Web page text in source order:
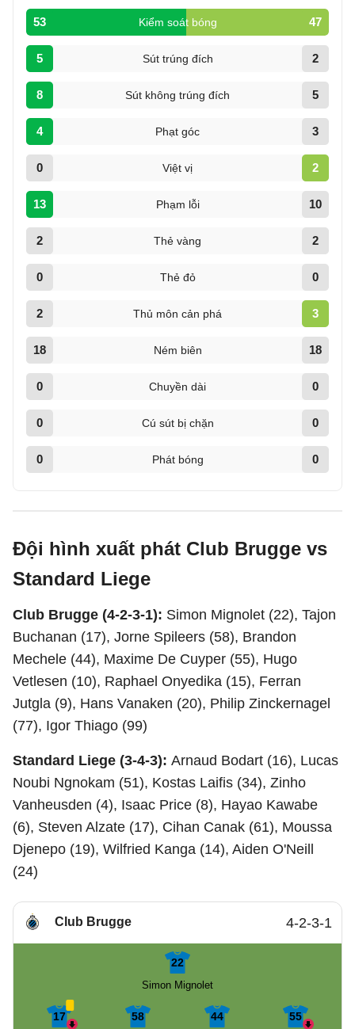
53 Kiểm soát bóng 47
5 Sút trúng đích 2
8 Sút không trúng đích 5
4 Phạt góc 3
0 Việt vị 2
13 Phạm lỗi 10
2 Thẻ vàng 2
0 Thẻ đỏ 0
2 Thủ môn cản phá 3
18 Ném biên 18
0 Chuyền dài 0
0 Cú sút bị chặn 0
0 Phát bóng 0
Đội hình xuất phát Club Brugge vs
Standard Liege
Club Brugge (4-2-3-1): Simon Mignolet (22), Tajon
Buchanan (17), Jorne Spileers (58), Brandon
Mechele (44), Maxime De Cuyper (55), Hugo
Vetlesen (10), Raphael Onyedika (15), Ferran
Jutgla (9), Hans Vanaken (20), Philip Zinckernagel
(77), Igor Thiago (99)
Standard Liege (3-4-3): Arnaud Bodart (16), Lucas
Noubi Ngnokam (51), Kostas Laifis (34), Zinho
Vanheusden (4), Isaac Price (8), Hayao Kawabe
(6), Steven Alzate (17), Cihan Canak (61), Moussa
Djenepo (19), Wilfried Kanga (14), Aiden O'Neill
(24)
Club Brugge 4-2-3-1
22
Simon Mignolet
17 58 44 55